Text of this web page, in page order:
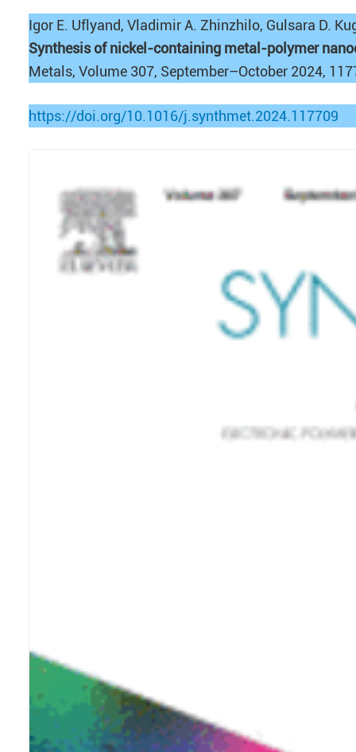
Igor E. Uflyand, Vladimir A. Zhinzhilo, Gulsara D.
Synthesis of nickel-containing metal-polymer
Metals, Volume 307, September–October 2024,
https://doi.org/10.1016/j.synthmet.2024.117709